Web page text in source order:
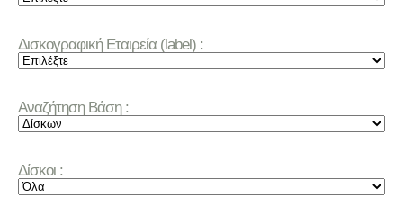
Δισκογραφική Εταιρεία (label) :
Αναζήτηση Βάση :
Δίσκοι :